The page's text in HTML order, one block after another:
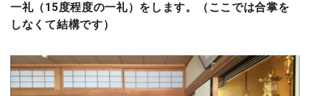
一礼（15度程度の一礼）をします。（ここでは合掌を
しなくて結構です）